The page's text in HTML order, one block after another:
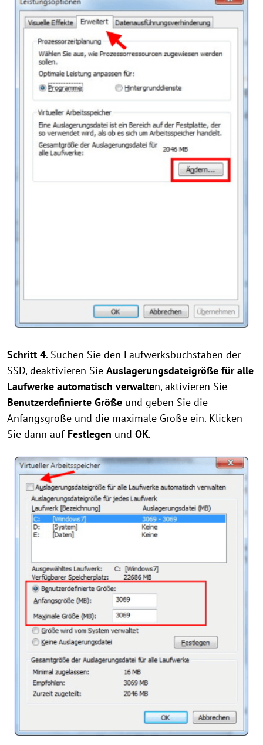
Schritt 4. Suchen Sie den Laufwerksbuchstaben der
SSD, deaktivieren Sie Auslagerungsdateigröße für alle
Laufwerke automatisch verwalten, aktivieren Sie
Benutzerdefinierte Größe und geben Sie die
Anfangsgröße und die maximale Größe ein. Klicken
Sie dann auf Festlegen und OK.